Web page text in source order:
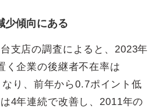
少傾向にある
支店の調査によると、2023年
く企業の後継者不在率は
り、前年から0.7ポイント低
4年連続で改善し、2011年の